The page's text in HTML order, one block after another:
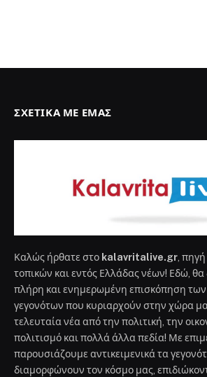
ΣΧΕΤΙΚΆ ΜΕ ΕΜΆΣ
Καλώς ήρθατε στο kalavritalive.gr ,
τοπικών και εντός Ελλάδας νέων! Εδώ, θα
πλήρη και ενημερωμένη επισκόπηση
γεγονότων που κυριαρχούν στην χώρα
τελευταία νέα από την πολιτική, την
πολιτισμό και πολλά άλλα πεδία! Με
παρουσιάζουμε αντικειμενικά τα
διαμορφώνουν τον κόσμο μας,